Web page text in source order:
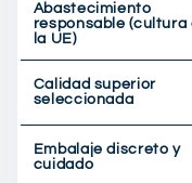
Abastecimiento
responsable (cultura
la UE)
Calidad superior
seleccionada
Embalaje discreto y
cuidado